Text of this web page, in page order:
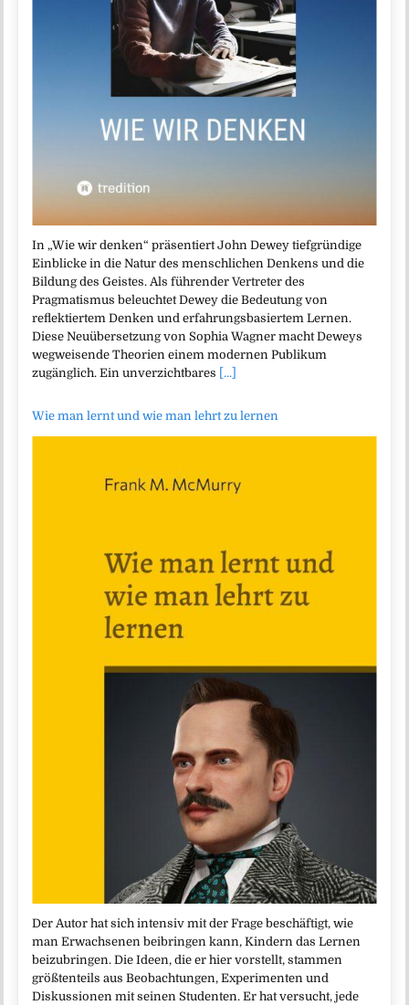
In „Wie wir denken“ präsentiert John Dewey tiefgründige
Einblicke in die Natur des menschlichen Denkens und die
Bildung des Geistes. Als führender Vertreter des
Pragmatismus beleuchtet Dewey die Bedeutung von
reflektiertem Denken und erfahrungsbasiertem Lernen.
Diese Neuübersetzung von Sophia Wagner macht Deweys
wegweisende Theorien einem modernen Publikum
zugänglich. Ein unverzichtbares [...]
Wie man lernt und wie man lehrt zu lernen
Der Autor hat sich intensiv mit der Frage beschäftigt, wie
man Erwachsenen beibringen kann, Kindern das Lernen
beizubringen. Die Ideen, die er hier vorstellt, stammen
größtenteils aus Beobachtungen, Experimenten und
Diskussionen mit seinen Studenten. Er hat versucht, jede